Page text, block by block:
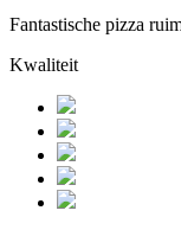
Fantastische pizza
Kwaliteit